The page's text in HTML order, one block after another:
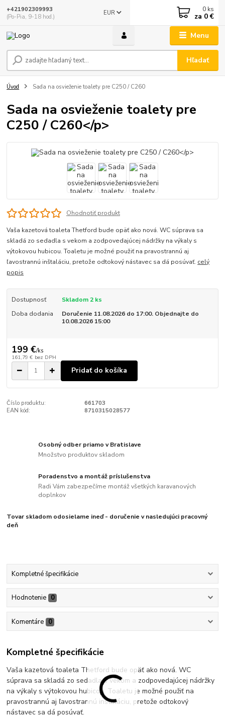
Menu
EUR
Hľadať
+421902309993
(Po-Pia, 9-18 hod.)
0 ks
za 0 €
Úvod Sada na osvieženie toalety pre C250 / C260
Sada na osvieženie toalety pre
C250 / C260</p>
Ohodnotiť produkt
Vaša kazetová toaleta Thetford bude opäť ako nová. WC súprava sa
skladá zo sedadla s vekom a zodpovedajúcej nádržky na výkaly s
výtokovou hubicou. Toaletu je možné použiť na pravostrannú aj
ľavostrannú inštaláciu, pretože odtokový nástavec sa dá posúvať. celý
popis
Dostupnosť
Skladom 2 ks
Doba dodania
Doručenie 11.08.2026 do 17:00. Objednajte do
10.08.2026 15:00
199 €/ks
161,79 € bez DPH
Pridať do košíka
Číslo produktu:
661703
EAN kód:
8710315028577
Osobný odber priamo v Bratislave
Množstvo produktov skladom
Poradenstvo a montáž príslušenstva
Radi Vám zabezpečíme montáž všetkých karavanových
doplnkov
Tovar skladom odosielame ineď - doručenie v nasledujúci pracovný
deň
Kompletné špecifikácie
Hodnotenie 0
Komentáre 0
Kompletné špecifikácie
Vaša kazetová toaleta Thetford bude opäť ako nová. WC
súprava sa skladá zo sedadla s vekom a zodpovedajúcej nádržky
na výkaly s výtokovou hubicou. Toaletu je možné použiť na
pravostrannú aj ľavostrannú inštaláciu, pretože odtokový
nástavec sa dá posúvať.